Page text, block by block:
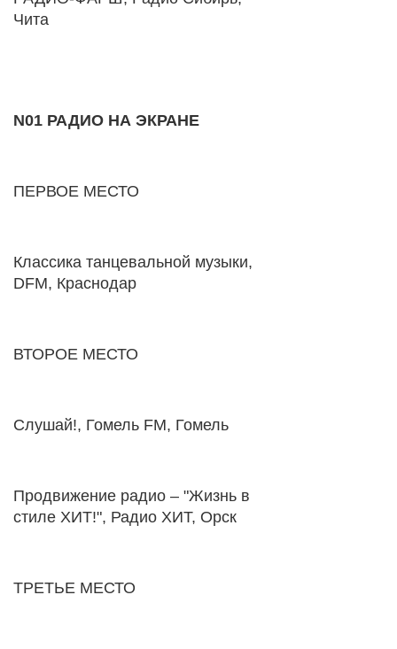
Чита
N01 РАДИО НА ЭКРАНЕ
ПЕРВОЕ МЕСТО
Классика танцевальной музыки,
DFM, Краснодар
ВТОРОЕ МЕСТО
Слушай!, Гомель FM, Гомель
Продвижение радио – "Жизнь в
стиле ХИТ!", Радио ХИТ, Орск
ТРЕТЬЕ МЕСТО